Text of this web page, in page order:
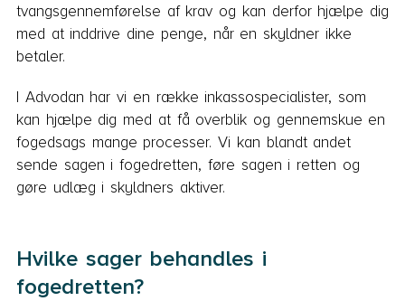
tvangsgennemførelse af krav og kan derfor hjælpe dig
med at inddrive dine penge, når en skyldner ikke
betaler.
I Advodan har vi en række inkassospecialister, som
kan hjælpe dig med at få overblik og gennemskue en
fogedsags mange processer. Vi kan blandt andet
sende sagen i fogedretten, føre sagen i retten og
gøre udlæg i skyldners aktiver.
Hvilke sager behandles i
fogedretten?